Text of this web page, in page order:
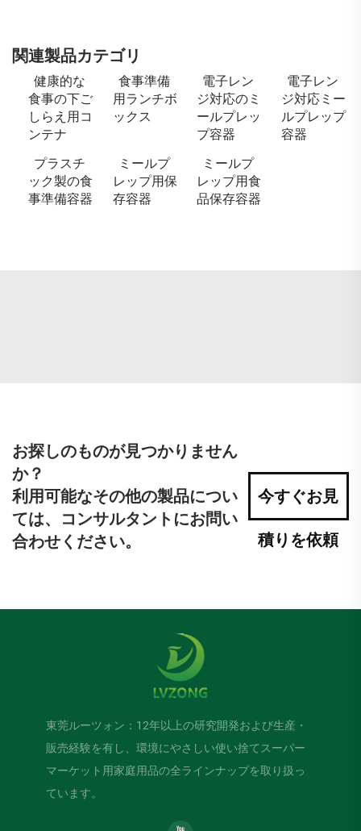
関連製品カテゴリ
健康的な
食事の下ご
しらえ用コ
ンテナ
食事準備
用ランチボ
ックス
電子レン
ジ対応のミ
ールプレッ
プ容器
電子レン
ジ対応ミー
ルプレップ
容器
プラスチ
ック製の食
事準備容器
ミールプ
レップ用保
存容器
ミールプ
レップ用食
品保存容器
お探しのものが見つかりません
か？
利用可能なその他の製品につい
ては、コンサルタントにお問い
合わせください。
今すぐお見
積りを依頼
東莞ルーツォン：12年以上の研究開発および生産・
販売経験を有し、環境にやさしい使い捨てスーパー
マーケット用家庭用品の全ラインナップを取り扱っ
ています。